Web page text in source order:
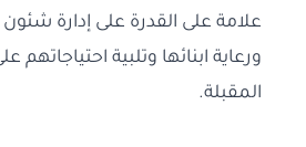
علامة على القدرة على إدارة
ورعاية ابنائها وتلبية احتياجاتهم
المقبلة.